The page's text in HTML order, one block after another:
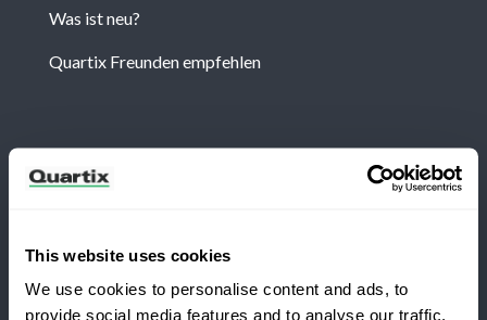
This website uses cookies
We use cookies to personalise content and ads, to
provide social media features and to analyse our traffic.
Was ist neu?
Quartix Freunden empfehlen